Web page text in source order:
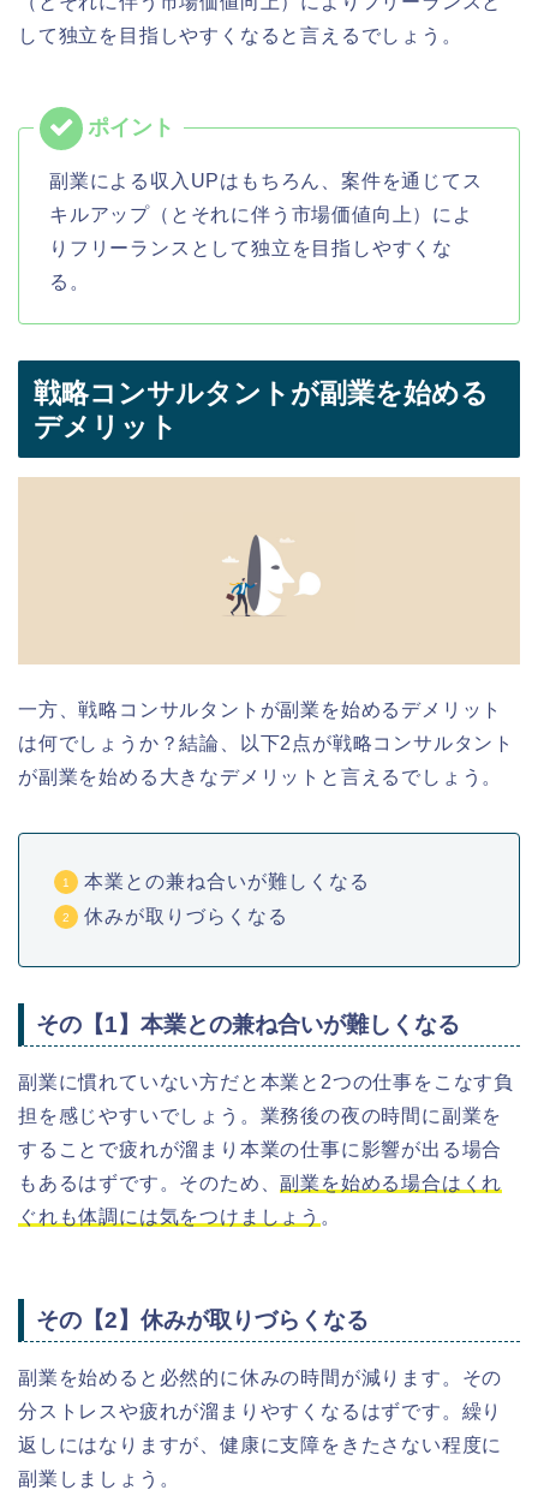
して独立を目指しやすくなると言えるでしょう。
副業による収入UPはもちろん、案件を通じてス
キルアップ（とそれに伴う市場価値向上）によ
りフリーランスとして独立を目指しやすくな
る。
戦略コンサルタントが副業を始める
デメリット
一方、戦略コンサルタントが副業を始めるデメリット
は何でしょうか？結論、以下2点が戦略コンサルタント
が副業を始める大きなデメリットと言えるでしょう。
本業との兼ね合いが難しくなる
休みが取りづらくなる
その【1】本業との兼ね合いが難しくなる
副業に慣れていない方だと本業と2つの仕事をこなす負
担を感じやすいでしょう。業務後の夜の時間に副業を
することで疲れが溜まり本業の仕事に影響が出る場合
もあるはずです。そのため、副業を始める場合はくれ
ぐれも体調には気をつけましょう 。
その【2】休みが取りづらくなる
副業を始めると必然的に休みの時間が減ります。その
分ストレスや疲れが溜まりやすくなるはずです。繰り
返しにはなりますが、健康に支障をきたさない程度に
副業しましょう。